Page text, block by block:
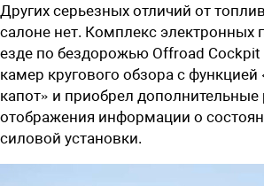
Других серьезных отличий от
салоне нет. Комплекс
езде по бездорожью Offroad Cockpit
камер кругового обзора с
капот» и приобрел
отображения информации о
силовой установки.